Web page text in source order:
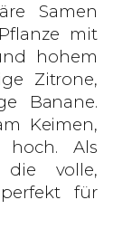
Samen
mit
hohem
Zitrone,
Banane.
Keimen,
Als
volle,
für